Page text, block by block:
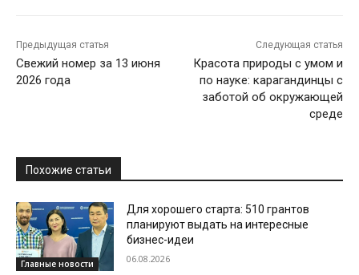
Предыдущая статья
Свежий номер за 13 июня
2026 года
Следующая статья
Красота природы с умом и
по науке: карагандинцы с
заботой об окружающей
среде
Похожие статьи
Главные новости
Для хорошего старта: 510 грантов
планируют выдать на интересные
бизнес-идеи
06.08.2026